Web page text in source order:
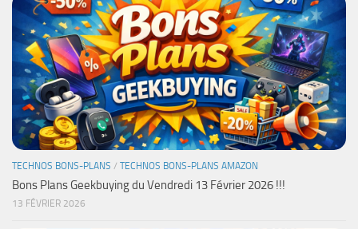
TECHNOS BONS-PLANS / TECHNOS BONS-PLANS AMAZON
Bons Plans Geekbuying du Vendredi 13 Février 2026 !!!
13 FÉVRIER 2026